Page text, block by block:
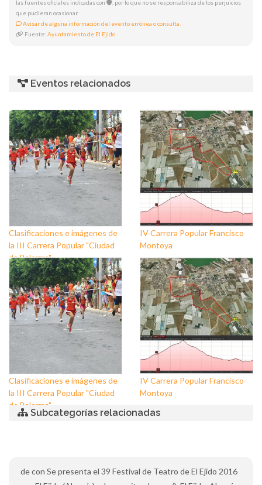
las fuentes oficiales indicadas con
, por lo que no se responsabiliza de los perjuicios
que pudieran ocasionar.
Avisar de alguna información del evento errónea o consulta.
Fuente: Ayuntamiento de El Ejido
Eventos relacionados
Clasificaciones e imágenes de
la III Carrera Popular "Ciudad
de Balerma"
IV Carrera Popular Francisco
Montoya
Clasificaciones e imágenes de
la III Carrera Popular "Ciudad
de Balerma"
IV Carrera Popular Francisco
Montoya
Subcategorías relacionadas
de con Se presenta el 39 Festival de Teatro de El Ejido 2016